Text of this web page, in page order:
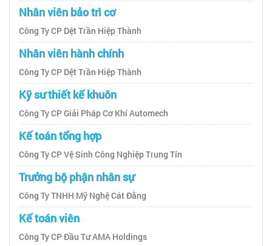
Nhân viên bảo trì cơ
Công Ty CP Dệt Trần Hiệp Thành
Nhân viên hành chính
Công Ty CP Dệt Trần Hiệp Thành
Kỹ sư thiết kế khuôn
Công Ty CP Giải Pháp Cơ Khí Automech
Kế toán tổng hợp
Công Ty CP Vệ Sinh Công Nghiệp Trung Tín
Trưởng bộ phận nhân sự
Công Ty TNHH Mỹ Nghệ Cát Đằng
Kế toán viên
Công Ty CP Đầu Tư AMA Holdings